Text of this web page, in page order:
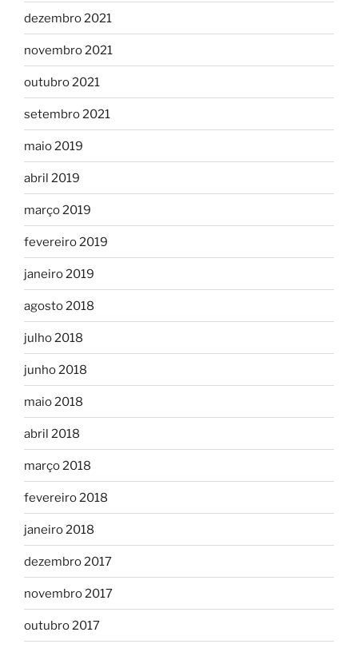
dezembro 2021
novembro 2021
outubro 2021
setembro 2021
maio 2019
abril 2019
março 2019
fevereiro 2019
janeiro 2019
agosto 2018
julho 2018
junho 2018
maio 2018
abril 2018
março 2018
fevereiro 2018
janeiro 2018
dezembro 2017
novembro 2017
outubro 2017